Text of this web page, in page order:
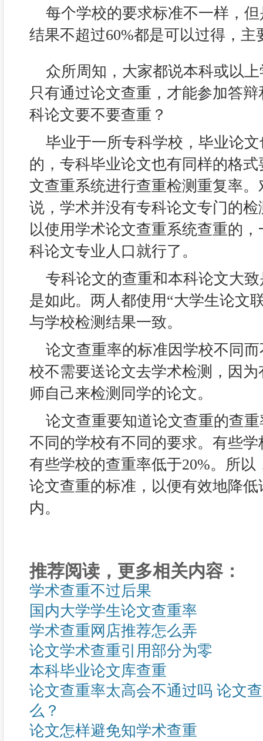
每个学校的要求标准不一样，
结果不超过60%都是可以过得，
众所周知，大家都说本科或以
只有通过论文查重，才能参加答
科论文要不要查重？
毕业于一所专科学校，毕业论
的，专科毕业论文也有同样的格
文查重系统进行查重检测重复率
说，学术并没有专科论文专门的
以使用学术论文查重系统查重的
科论文专业人口就行了。
专科论文的查重和本科论文大
是如此。两人都使用“大学生论文
与学校检测结果一致。
论文查重率的标准因学校不同
校不需要送论文去学术检测，因
师自己来检测同学的论文。
论文查重要知道论文查重的查
不同的学校有不同的要求。有些
有些学校的查重率低于20%。所
论文查重的标准，以便有效地降
内。
推荐阅读，更多相关内容：
学术查重不过后果
国内大学学生论文查重率
学术查重网店推荐怎么弄
论文学术查重引用部分为零
本科毕业论文库查重
论文查重率太高会不通过吗 论文
么？
论文怎样避免知学术查重